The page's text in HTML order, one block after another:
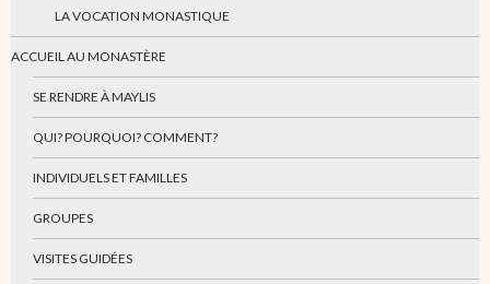
LA VOCATION MONASTIQUE
ACCUEIL AU MONASTÈRE
SE RENDRE À MAYLIS
QUI? POURQUOI? COMMENT?
INDIVIDUELS ET FAMILLES
GROUPES
VISITES GUIDÉES